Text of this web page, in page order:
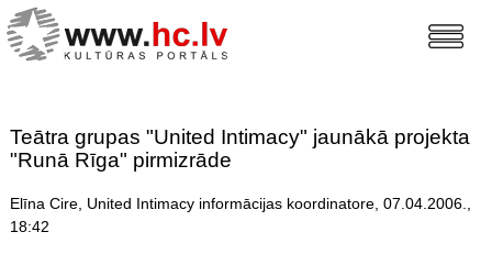
Teātra grupas "United Intimacy" jaunākā projekta
"Runā Rīga" pirmizrāde
Elīna Cire, United Intimacy informācijas koordinatore, 07.04.2006.,
18:42